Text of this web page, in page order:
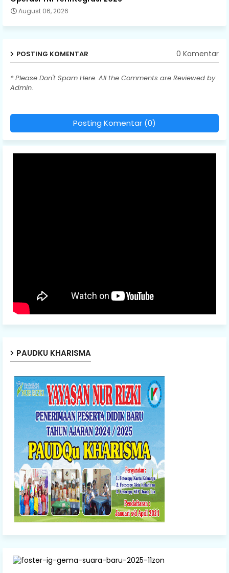
August 06, 2026
POSTING KOMENTAR 0 Komentar
* Please Don't Spam Here. All the Comments are Reviewed by
Admin.
Posting Komentar (0)
PAUDKU KHARISMA